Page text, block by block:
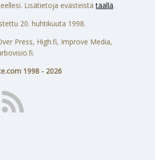
Lisätietoja evästeistätäällä.
20. huhtikuuta 1998.
Press, High.fi, Improve Media,
1998 - 2026